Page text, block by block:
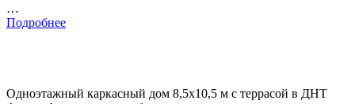
…
Подробнее
Одноэтажный каркасный дом 8,5х10,5 м с террасой в ДНТ